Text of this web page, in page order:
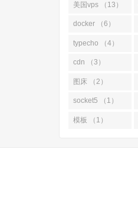
美国vps （13）
docker （6）
typecho （4）
cdn （3）
图床 （2）
socket5 （1）
模板 （1）